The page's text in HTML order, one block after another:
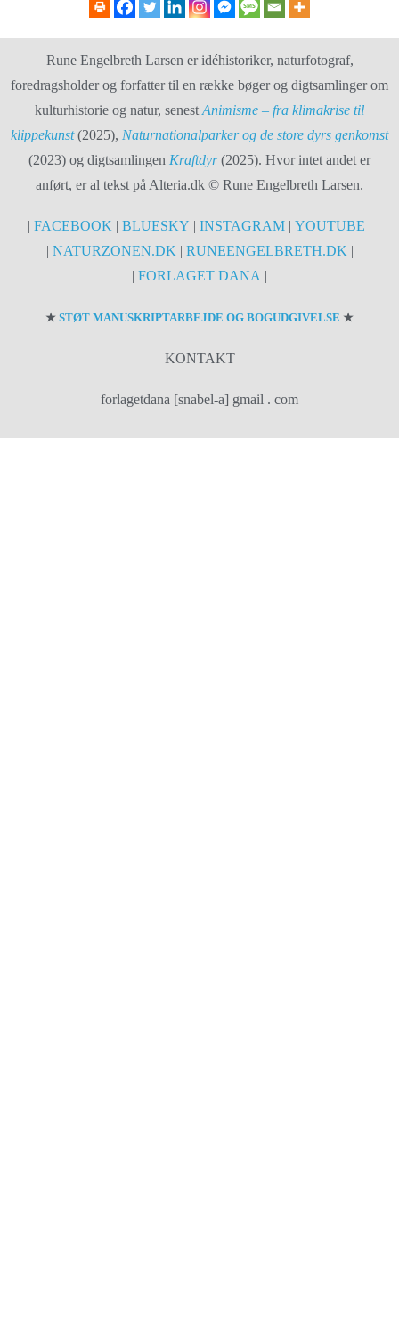
Rune Engelbreth Larsen er idéhistoriker, naturfotograf,
foredragsholder og forfatter til en række bøger og digtsamlinger om
kulturhistorie og natur, senest Animisme – fra klimakrise til
klippekunst (2025), Naturnationalparker og de store dyrs genkomst
(2023) og digtsamlingen Kraftdyr(2025). Hvor intet andet er
anført, er al tekst på Alteria.dk © Rune Engelbreth Larsen.
| FACEBOOK | BLUESKY | INSTAGRAM | YOUTUBE |
| NATURZONEN.DK | RUNEENGELBRETH.DK |
| FORLAGET DANA |
★ STØT MANUSKRIPTARBEJDE OG BOGUDGIVELSE ★
KONTAKT
forlagetdana [snabel-a] gmail . com